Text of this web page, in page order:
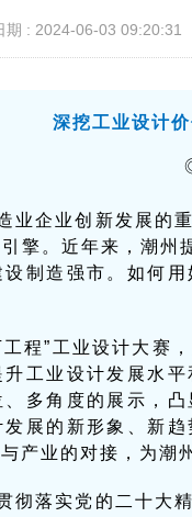
期 : 2024-06-03 09:20:31
深挖工业设计
业企业创新发展的
擎。近年来，潮州
制造强市。如何
程”工业设计大赛
工业设计发展水
多角度的展示，
展的新形象、新
产业的对接，为潮
彻落实党的二十大